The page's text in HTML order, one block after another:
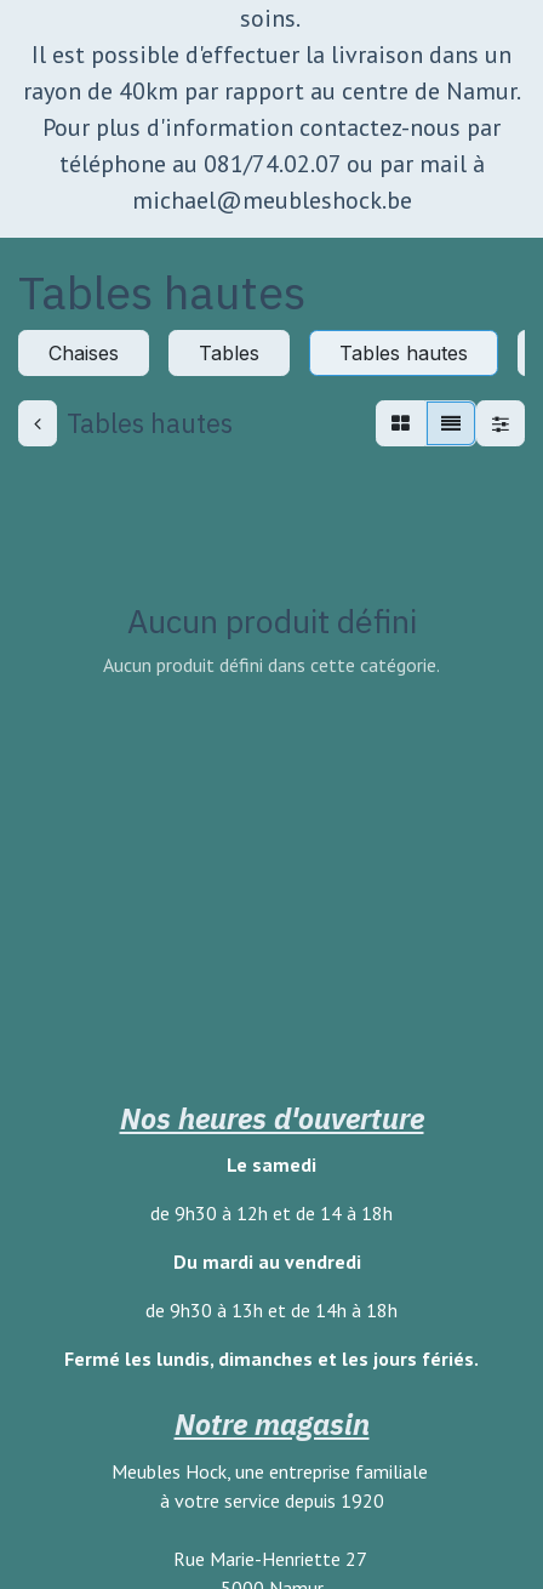
soins.
Il est possible d'effectuer la livraison dans un
rayon de 40km par rapport au centre de Namur.
Pour plus d'information contactez-nous par
téléphone au 081/74.02.07 ou par mail à
michael@meubleshock.be
Tables hautes
Chaises Tables Tables hautes
Tables hautes
Aucun produit défini
Aucun produit défini dans cette catégorie.
Nos heures d'ouverture
Le samedi
de 9h30 à 12h et de 14 à 18h
Du mardi au vendredi
de 9h30 à 13h et de 14h à 18h
Fermé les lundis, dimanches et les jours fériés.
Notre magasin
Meubles Hock, une entreprise familiale
à votre service depuis 1920
Rue Marie-Henriette 27